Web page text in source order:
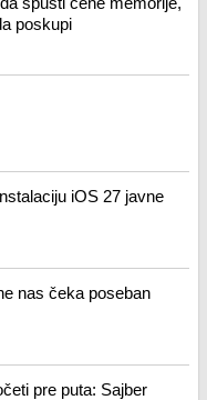
poskupi
iOS 27 javne
nas čeka poseban
pre puta: Sajber